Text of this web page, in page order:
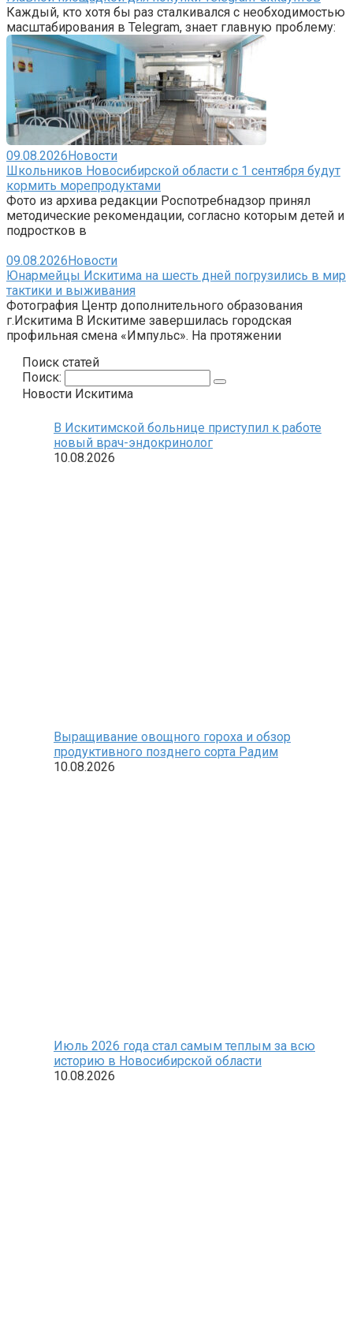
Каждый, кто хотя бы раз сталкивался с необходимостью
масштабирования в Telegram, знает главную проблему:
09.08.2026Новости
Школьников Новосибирской области с 1 сентября будут
кормить морепродуктами
Фото из архива редакции Роспотребнадзор принял
методические рекомендации, согласно которым детей и
подростков в
09.08.2026Новости
Юнармейцы Искитима на шесть дней погрузились в мир
тактики и выживания
Фотография Центр дополнительного образования
г.Искитима В Искитиме завершилась городская
профильная смена «Импульс». На протяжении
Поиск статей
Поиск:
Новости Искитима
В Искитимской больнице приступил к работе
новый врач-эндокринолог
10.08.2026
Выращивание овощного гороха и обзор
продуктивного позднего сорта Радим
10.08.2026
Июль 2026 года стал самым теплым за всю
историю в Новосибирской области
10.08.2026